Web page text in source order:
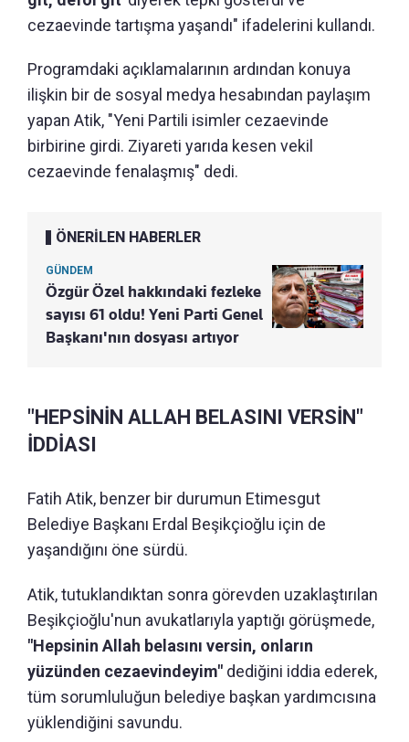
cezaevinde tartışma yaşandı" ifadelerini kullandı.
Programdaki açıklamalarının ardından konuya
ilişkin bir de sosyal medya hesabından paylaşım
yapan Atik, "Yeni Partili isimler cezaevinde
birbirine girdi. Ziyareti yarıda kesen vekil
cezaevinde fenalaşmış" dedi.
ÖNERİLEN HABERLER
GÜNDEM
Özgür Özel hakkındaki fezleke
sayısı 61 oldu! Yeni Parti Genel
Başkanı'nın dosyası artıyor
"HEPSİNİN ALLAH BELASINI VERSİN"
İDDİASI
Fatih Atik, benzer bir durumun Etimesgut
Belediye Başkanı Erdal Beşikçioğlu için de
yaşandığını öne sürdü.
Atik, tutuklandıktan sonra görevden uzaklaştırılan
Beşikçioğlu'nun avukatlarıyla yaptığı görüşmede,
"Hepsinin Allah belasını versin, onların
yüzünden cezaevindeyim" dediğini iddia ederek,
tüm sorumluluğun belediye başkan yardımcısına
yüklendiğini savundu.